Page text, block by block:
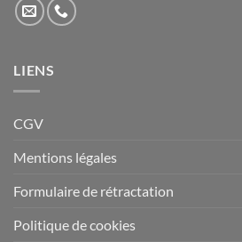
LIENS
CGV
Mentions légales
Formulaire de rétractation
Politique de cookies